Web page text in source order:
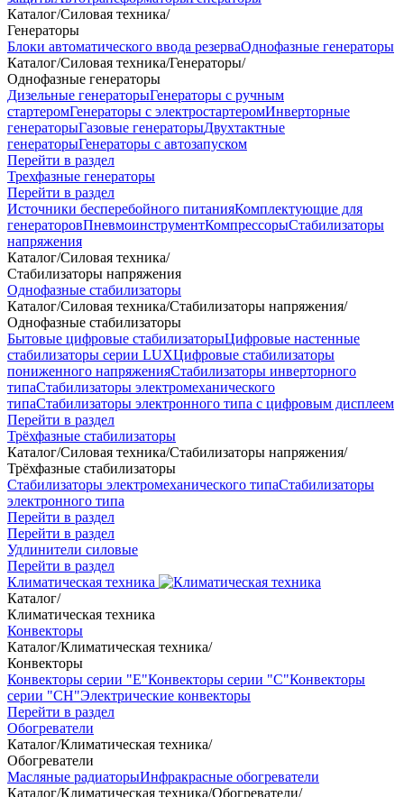
Каталог/Силовая техника/
Генераторы
Блоки автоматического ввода резерваОднофазные генераторы
Каталог/Силовая техника/Генераторы/
Однофазные генераторы
Дизельные генераторыГенераторы с ручным
стартеромГенераторы с электростартеромИнверторные
генераторыГазовые генераторыДвухтактные
генераторыГенераторы с автозапуском
Перейти в раздел
Трехфазные генераторы
Перейти в раздел
Источники бесперебойного питанияКомплектующие для
генераторовПневмоинструментКомпрессорыСтабилизаторы
напряжения
Каталог/Силовая техника/
Стабилизаторы напряжения
Однофазные стабилизаторы
Каталог/Силовая техника/Стабилизаторы напряжения/
Однофазные стабилизаторы
Бытовые цифровые стабилизаторыЦифровые настенные
стабилизаторы серии LUXЦифровые стабилизаторы
пониженного напряженияСтабилизаторы инверторного
типаСтабилизаторы электромеханического
типаСтабилизаторы электронного типа с цифровым дисплеем
Перейти в раздел
Трёхфазные стабилизаторы
Каталог/Силовая техника/Стабилизаторы напряжения/
Трёхфазные стабилизаторы
Стабилизаторы электромеханического типаСтабилизаторы
электронного типа
Перейти в раздел
Перейти в раздел
Удлинители силовые
Перейти в раздел
Климатическая техника
Каталог/
Климатическая техника
Конвекторы
Каталог/Климатическая техника/
Конвекторы
Конвекторы серии "Е"Конвекторы серии "С"Конвекторы
серии "СН"Электрические конвекторы
Перейти в раздел
Обогреватели
Каталог/Климатическая техника/
Обогреватели
Масляные радиаторыИнфракрасные обогреватели
Каталог/Климатическая техника/Обогреватели/